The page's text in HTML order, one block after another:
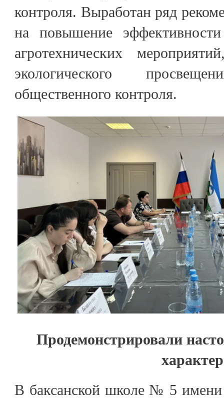
контроля. Выработан ряд
на повышение
агротехнических
экологического
общественного контроля.
Продемонстрировали
характер
В баксанской школе № 5